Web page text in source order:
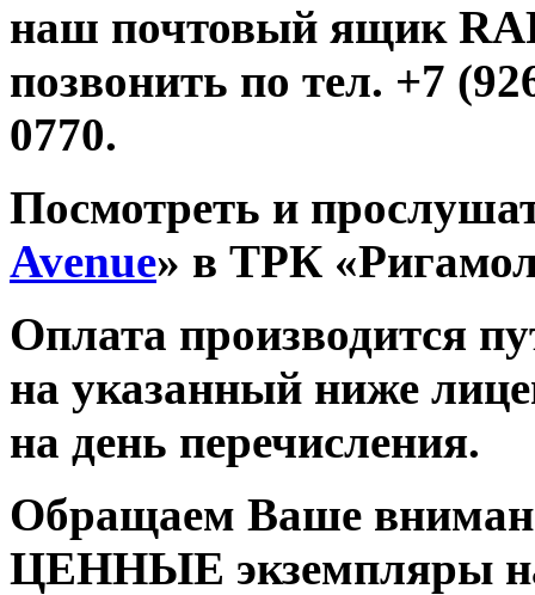
наш почтовый ящик
позвонить по тел. +7
0770.
Посмотреть и
Avenue» в ТРК
Оплата производится
на указанный ниже
на день перечисления.
Обращаем Ваше
ЦЕННЫЕ экземпляры